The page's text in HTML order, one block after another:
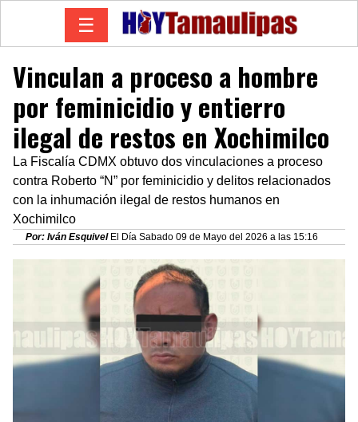
☰
Vinculan a proceso a hombre
por feminicidio y entierro
ilegal de restos en Xochimilco
La Fiscalía CDMX obtuvo dos vinculaciones a proceso
contra Roberto “N” por feminicidio y delitos relacionados
con la inhumación ilegal de restos humanos en
Xochimilco
Por: Iván EsquivelEl Día Sabado 09 de Mayo del 2026 a las 15:16